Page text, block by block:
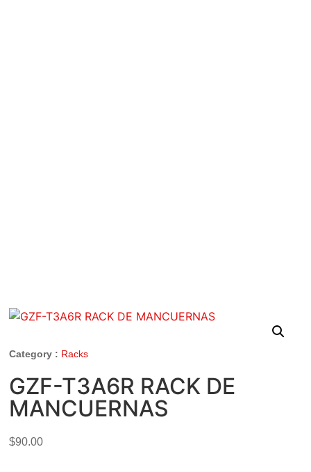
Category : Racks
GZF-T3A6R RACK DE
MANCUERNAS
$90.00